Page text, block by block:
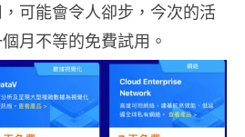
可能會令人卻步，今次的活
月不等的免費試用。